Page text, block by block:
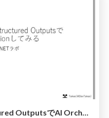
Semantic KernelとStructured OutputsでAI Orchestrationしてみる